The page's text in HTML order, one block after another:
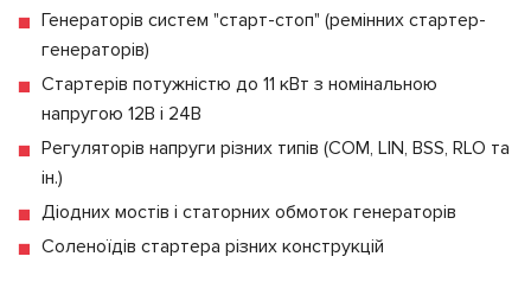
Генераторів систем "старт-стоп" (ремінних стартер-
генераторів)
Стартерів потужністю до 11 кВт з номінальною
напругою 12В і 24В
Регуляторів напруги різних типів (COM, LIN, BSS, RLO та
ін.)
Діодних мостів і статорних обмоток генераторів
Соленоїдів стартера різних конструкцій